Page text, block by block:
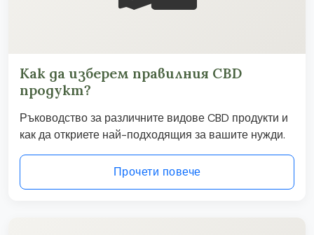
Как да изберем правилния CBD
продукт?
Ръководство за различните видове CBD продукти и
как да откриете най-подходящия за вашите нужди.
Прочети повече